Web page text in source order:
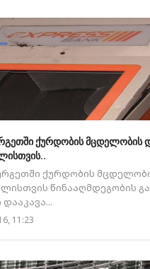
ქურდობის მცდელობის
ქურდობის
წინააღმდეგობის
11:23